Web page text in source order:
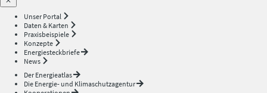
Unser Portal
Daten & Karten
Praxisbeispiele
Konzepte
Energiesteckbriefe
News
Der Energieatlas
Die Energie- und Klimaschutzagentur